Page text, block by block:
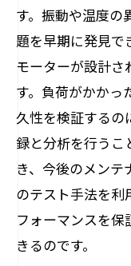
す。振動や温度の
題を早期に発見で
モーターが設計さ
す。負荷がかかっ
久性を検証するの
録と分析を行うこ
き、今後のメンテ
のテスト手法を利
フォーマンスを
きるのです。